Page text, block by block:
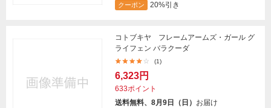
クーポン 20%引き
コトブキヤ フレームアームズ・ガール グ
ライフェン バラクーダ
(1)
6,323円
633ポイント
送料無料、8月9日（日） お届け